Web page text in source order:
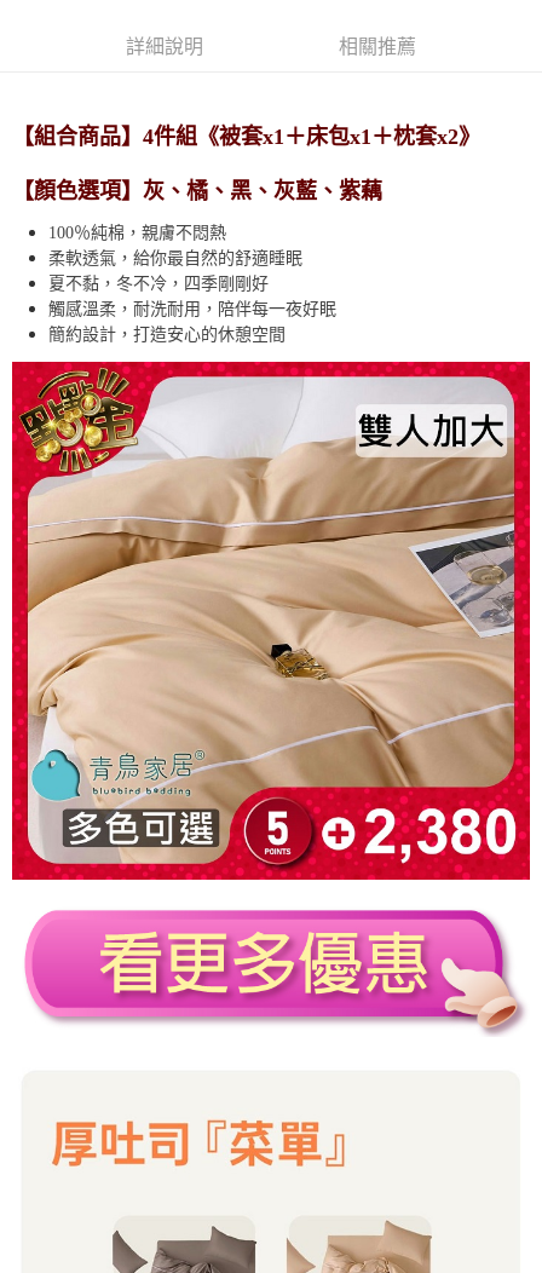
【免運費】
詳細說明 相關推薦
【組合商品】4件組 《被套x1＋床包x1＋枕套x2》
【顏色選項】 灰、橘、黑、灰藍、紫藕
100％純棉，親膚不悶熱
柔軟透氣，給你最自然的舒適睡眠
夏不黏，冬不冷，四季剛剛好
觸感溫柔，耐洗耐用，陪伴每一夜好眠
簡約設計，打造安心的休憩空間